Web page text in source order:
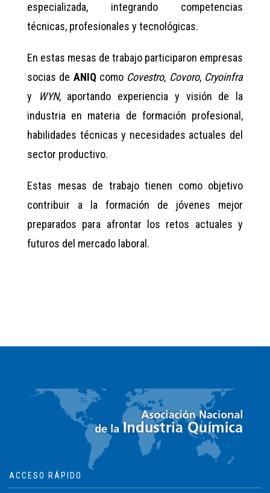
especializada, integrando competencias
técnicas, profesionales y tecnológicas.
En estas mesas de trabajo participaron empresas
socias de ANIQ como Covestro, Covoro, Cryoinfra
y
WYN, aportando experiencia y visión de la
industria en materia de formación profesional,
habilidades técnicas y necesidades actuales del
sector productivo.
Estas mesas de trabajo tienen como objetivo
contribuir a la formación de jóvenes mejor
preparados para afrontar los retos actuales y
futuros del mercado laboral.
ACCESO RÁPIDO